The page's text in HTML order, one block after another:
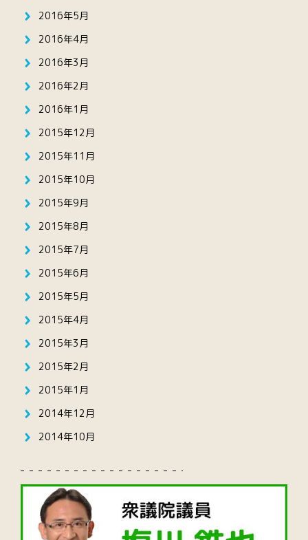
2016年5月
2016年4月
2016年3月
2016年2月
2016年1月
2015年12月
2015年11月
2015年10月
2015年9月
2015年8月
2015年7月
2015年6月
2015年5月
2015年4月
2015年3月
2015年2月
2015年1月
2014年12月
2014年10月